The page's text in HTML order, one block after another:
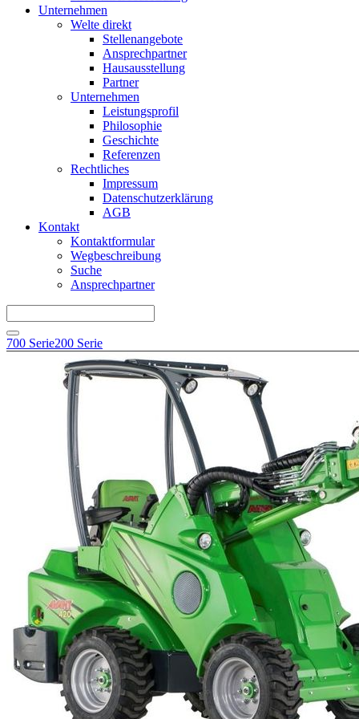
Unternehmen
Welte direkt
Stellenangebote
Ansprechpartner
Hausausstellung
Partner
Unternehmen
Leistungsprofil
Philosophie
Geschichte
Referenzen
Rechtliches
Impressum
Datenschutzerklärung
AGB
Kontakt
Kontaktformular
Wegbeschreibung
Suche
Ansprechpartner
700 Serie200 Serie